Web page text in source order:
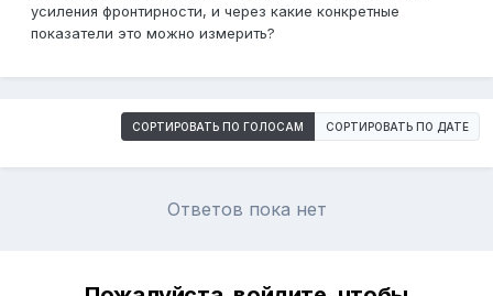
усиления фронтирности, и через какие конкретные
показатели это можно измерить?
СОРТИРОВАТЬ ПО ГОЛОСАМ СОРТИРОВАТЬ ПО ДАТЕ
Ответов пока нет